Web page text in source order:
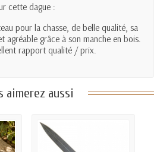
cette dague :
pour la chasse, de belle qualité, sa
agréable grâce à son manche en bois.
rapport qualité / prix.
aimerez aussi